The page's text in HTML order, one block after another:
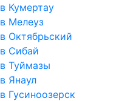
в Кумертау
в Мелеуз
в Октябрьский
в Сибай
в Туймазы
в Янаул
в Гусиноозерск